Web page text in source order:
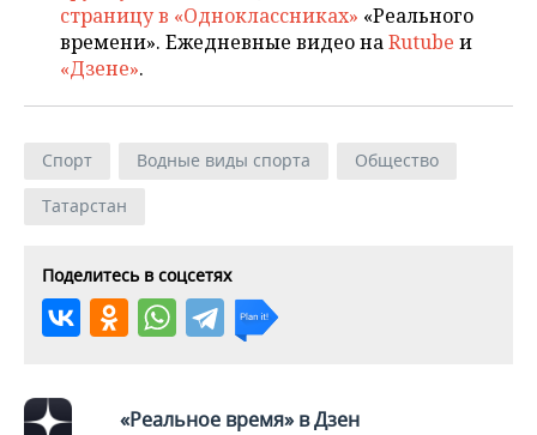
страницу в «Одноклассниках» «Реального
времени». Ежедневные видео наRutube и
«Дзене».
Спорт Водные виды спорта
Общество
Татарстан
Поделитесь в соцсетях
«Реальное время» в Дзен